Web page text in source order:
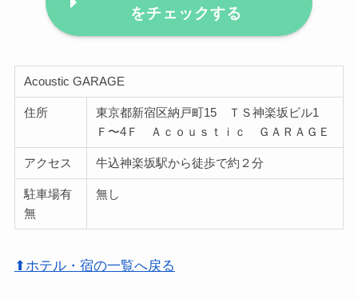
をチェックする
Acoustic GARAGE
住所
東京都新宿区納戸町15 ＴＳ神楽坂ビル1
Ｆ〜4Ｆ Ａｃｏｕｓｔｉｃ ＧＡＲＡＧＥ
アクセス 牛込神楽坂駅から徒歩で約２分
駐車場有
無
無し
⬆ホテル・宿の一覧へ戻る